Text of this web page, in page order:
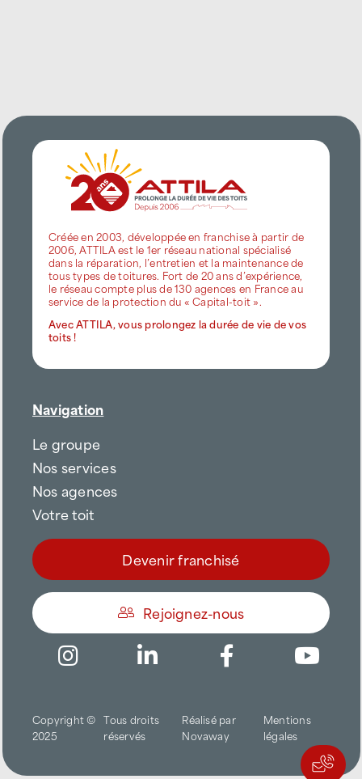
Créée en 2003, développée en franchise à partir de
2006, ATTILA est le 1er réseau national spécialisé
dans la réparation, l’entretien et la maintenance de
tous types de toitures. Fort de 20 ans d’expérience,
le réseau compte plus de 130 agences en France au
service de la protection du « Capital-toit ».
Avec ATTILA, vous prolongez la durée de vie de vos
toits !
Navigation
Le groupe
Nos services
Nos agences
Votre toit
Devenir franchisé
Rejoignez-nous
Copyright ©
2025
Tous droits
réservés
Réalisé par
Novaway
Mentions
légales
Trouver une agence